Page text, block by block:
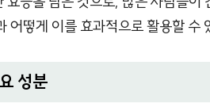
어떻게 이를 효과적으로 활용할 수
성분